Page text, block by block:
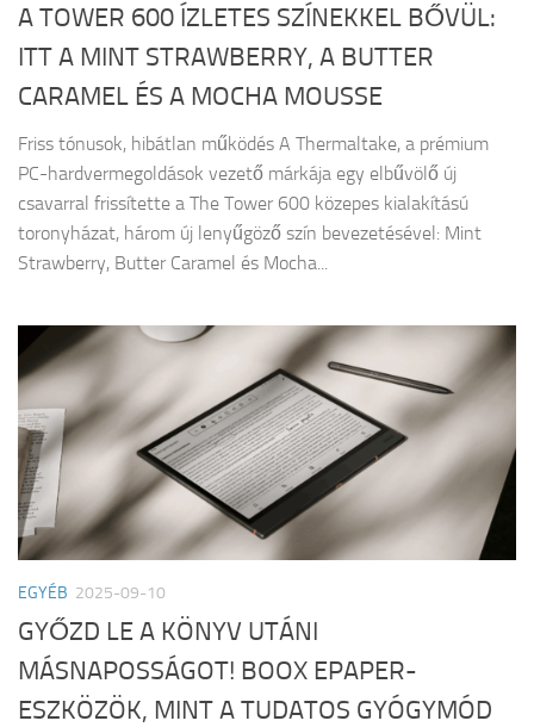
A TOWER 600 ÍZLETES SZÍNEKKEL BŐVÜL:
ITT A MINT STRAWBERRY, A BUTTER
CARAMEL ÉS A MOCHA MOUSSE
Friss tónusok, hibátlan működés A Thermaltake, a prémium
PC-hardvermegoldások vezető márkája egy elbűvölő új
csavarral frissítette a The Tower 600 közepes kialakítású
toronyházat, három új lenyűgöző szín bevezetésével: Mint
Strawberry, Butter Caramel és Mocha...
EGYÉB 2025-09-10
GYŐZD LE A KÖNYV UTÁNI
MÁSNAPOSSÁGOT! BOOX EPAPER-
ESZKÖZÖK, MINT A TUDATOS GYÓGYMÓD